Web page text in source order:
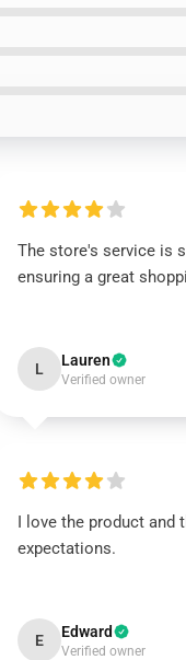
The store's service is
ensuring a great
L Lauren
Verified owner
I love the product and
expectations.
E Edward
Verified owner